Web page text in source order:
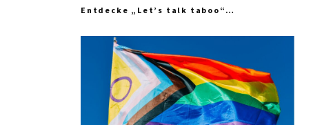
Entdecke „Let’s talk taboo“…